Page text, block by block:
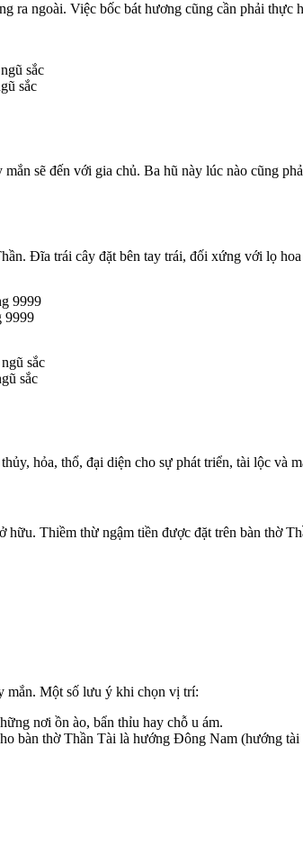
ra ngoài. Việc bốc bát hương cũng cần phải thực
sắc
sẽ đến với gia chủ. Ba hũ này lúc nào cũng
Đĩa trái cây đặt bên tay trái, đối xứng với lọ
9999
sắc
hỏa, thổ, đại diện cho sự phát triển, tài lộc và
Thiềm thừ ngậm tiền được đặt trên bàn thờ
mắn. Một số lưu ý khi chọn vị trí:
nơi ồn ào, bẩn thỉu hay chỗ u ám.
bàn thờ Thần Tài là hướng Đông Nam (hướng